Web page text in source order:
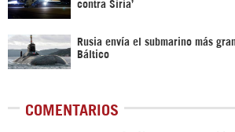
contra Siria’
Rusia envía el submarino más
Báltico
COMENTARIOS